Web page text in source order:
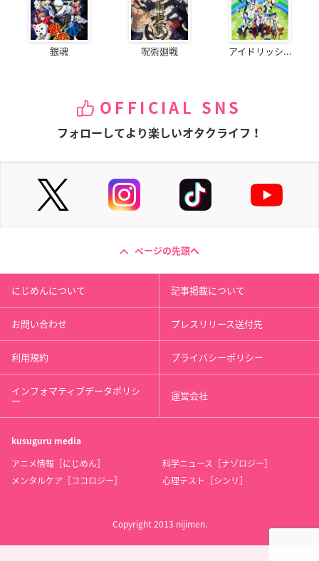
銀魂 呪術廻戦 アイドリッシ...
OFFICIAL SNS
フォローしてより楽しいオタクライフ！
ページの先頭へ
にじめんについて 記事掲載について
お問い合わせ プレスリリース送付先
利用規約 プライバシーポリシー
インフォマティブデータポリシ
ー 運営会社
kusuguru media
アニメ情報［にじめん］
科学ニュース［ナゾロジー］
メンタルケア［ココロジー］
心理テスト［シンリ］
Copyright 2013 nijimen.